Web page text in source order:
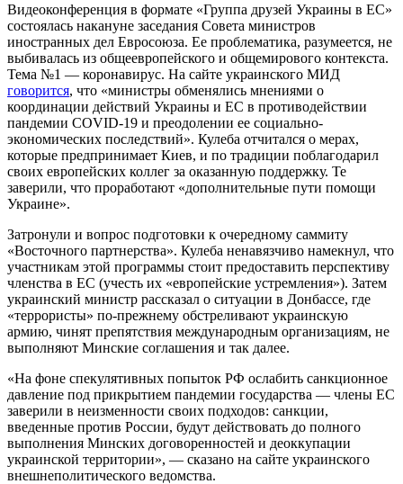
Видеоконференция в формате «Группа друзей Украины в ЕС»
состоялась накануне заседания Совета министров
иностранных дел Евросоюза. Ее проблематика, разумеется, не
выбивалась из общеевропейского и общемирового контекста.
Тема №1 — коронавирус. На сайте украинского МИД
говорится, что «министры обменялись мнениями о
координации действий Украины и ЕС в противодействии
пандемии COVID-19 и преодолении ее социально-
экономических последствий». Кулеба отчитался о мерах,
которые предпринимает Киев, и по традиции поблагодарил
своих европейских коллег за оказанную поддержку. Те
заверили, что проработают «дополнительные пути помощи
Украине».
Затронули и вопрос подготовки к очередному саммиту
«Восточного партнерства». Кулеба ненавязчиво намекнул, что
участникам этой программы стоит предоставить перспективу
членства в ЕС (учесть их «европейские устремления»). Затем
украинский министр рассказал о ситуации в Донбассе, где
«террористы» по-прежнему обстреливают украинскую
армию, чинят препятствия международным организациям, не
выполняют Минские соглашения и так далее.
«На фоне спекулятивных попыток РФ ослабить санкционное
давление под прикрытием пандемии государства — члены ЕС
заверили в неизменности своих подходов: санкции,
введенные против России, будут действовать до полного
выполнения Минских договоренностей и деоккупации
украинской территории», — сказано на сайте украинского
внешнеполитического ведомства.